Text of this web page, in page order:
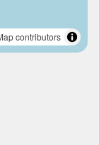
contributors